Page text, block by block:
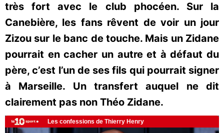
très fort avec le club phocéen. Sur la
Canebière, les fans rêvent de voir un jour
Zizou sur le banc de touche. Mais un Zidane
pourrait en cacher un autre et à défaut du
père, c’est l’un de ses fils qui pourrait signer
à Marseille. Un transfert auquel ne dit
clairement pas non Théo Zidane.